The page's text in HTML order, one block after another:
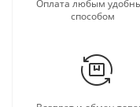
Оплата любым
способом